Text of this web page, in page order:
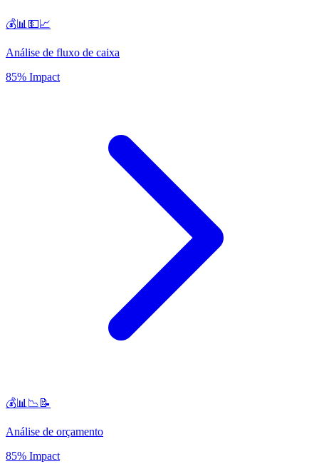
💰📊💵📈
Análise de fluxo de caixa
85% Impact
💰📊📉📝
Análise de orçamento
85% Impact